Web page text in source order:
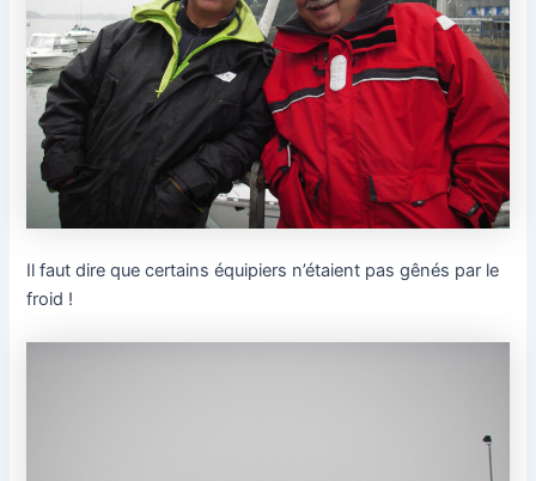
Il faut dire que certains équipiers n’étaient pas gênés par le
froid !